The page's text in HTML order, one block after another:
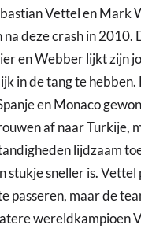
Vettel en Mark
deze crash in 2010.
en Webber lijkt zijn
in de tang te
en Monaco
af naar Turkije,
lijdzaam
stukje sneller is.
passeren, maar de
wereldkampioen